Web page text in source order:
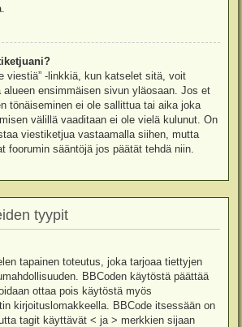
viestiä” -linkkiä, kun katselet sitä, voit
alueen ensimmäisen sivun yläosaan. Jos et
tönäiseminen ei ole sallittua tai aika joka
välillä vaaditaan ei ole vielä kulunut. On
viestiketjua vastaamalla siihen, mutta
foorumin sääntöjä jos päätät tehdä niin.
tyypit
tapainen toteutus, joka tarjoaa tiettyjen
BBCoden käytöstä päättää
ottaa pois käytöstä myös
kirjoituslomakkeella. BBCode itsessään on
tagit käyttävät < ja > merkkien sijaan